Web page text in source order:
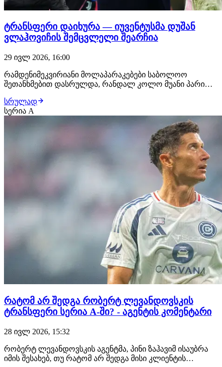
ტრანსფერი დაიხურა — იუვენტუსმა დუშან
ვლაჰოვიჩის შემცვლელი შეარჩია
29 ივლ 2026, 16:00
რამდენიმეკვირიანი მოლაპარაკებები საბოლოო
შეთანხმებით დასრულდა, რანდალ კოლო მუანი პარი
ფრანგ ფეხბურთელს ტურინში უკვე ელოდებიან, სადაც
სამედიცინო შემოწმებას გაივლის და კონტრაქტს ხელს
მოაწერს. მხარეებს შორის დაახლოებით €45 მილიონიანი
სრულად
სერია A
რატომ არ შედგა რობერტ ლევანდოვსკის
ტრანსფერი სერია A-ში? - აგენტის კომენტარი
28 ივლ 2026, 15:32
რობერტ ლევანდოვსკის აგენტმა, პინი ზაჰავიმ ისაუბრა
იმის შესახებ, თუ რატომ არ შედგა მისი კლიენტის